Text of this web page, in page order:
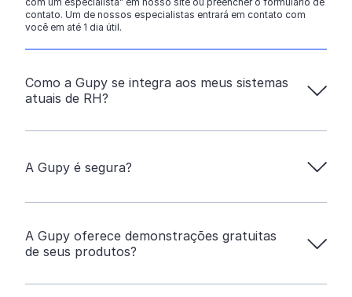
contato. Um de nossos especialistas entrará em contato com
você em até 1 dia útil.
Como a Gupy se integra aos meus sistemas
atuais de RH?
A Gupy é segura?
A Gupy oferece demonstrações gratuitas
de seus produtos?